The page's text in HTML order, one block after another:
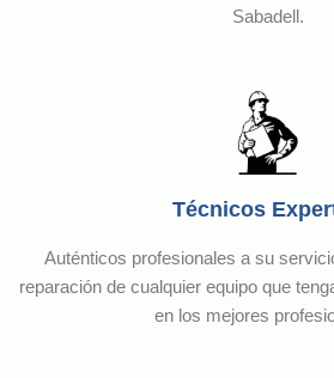
Sabadell.
Técnicos
Auténticos profesionales a su
reparación de cualquier equipo que
en los mejores